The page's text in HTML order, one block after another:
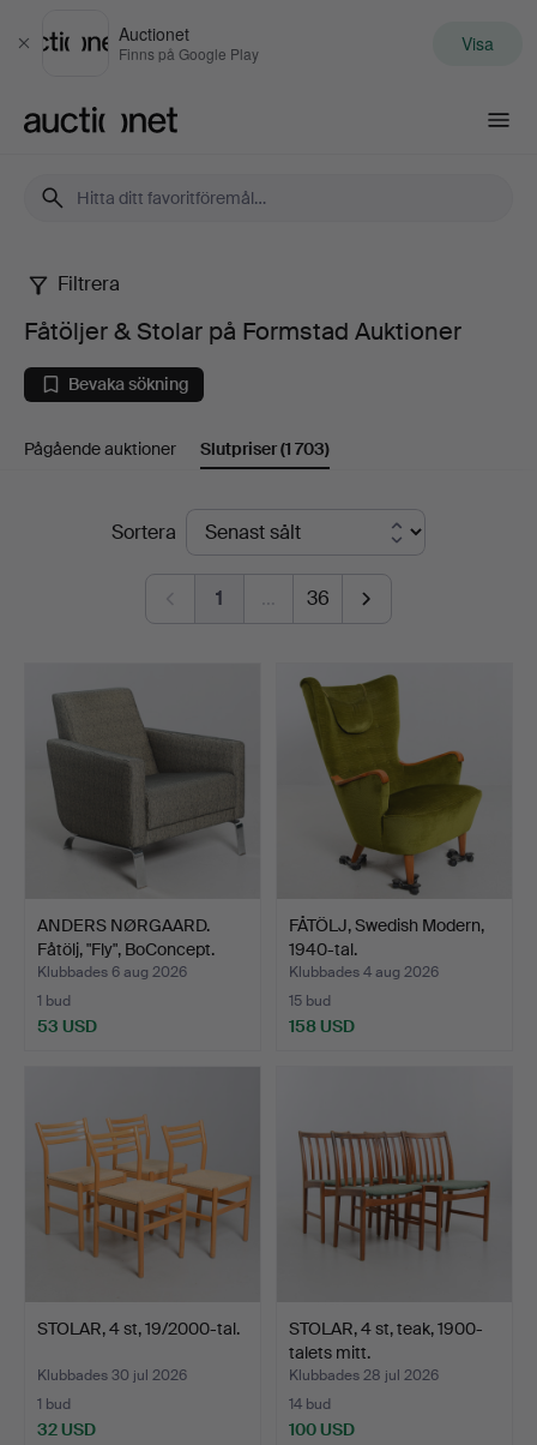
Stäng
Auctionet
Finns på Google Play Visa
Fåtöljer
Stolar
på
Formstad
Auktioner
Filtrera
Fåtöljer & Stolar på Formstad Auktioner
Bevaka sökning
Pågående auktioner Slutpriser(1 703)
SlutpriserSortera
1 … 36
ANDERS NØRGAARD.
Fåtölj, "Fly", BoConcept.
Klubbades 6 aug 2026
1 bud
53 USD
FÅTÖLJ, Swedish Modern,
1940-tal.
Klubbades 4 aug 2026
15 bud
158 USD
STOLAR, 4 st, 19/2000-tal.
Klubbades 30 jul 2026
1 bud
32 USD
STOLAR, 4 st, teak, 1900-
talets mitt.
Klubbades 28 jul 2026
14 bud
100 USD